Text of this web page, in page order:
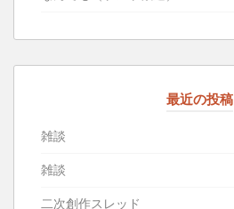
最近の投稿
雑談
雑談
二次創作スレッド